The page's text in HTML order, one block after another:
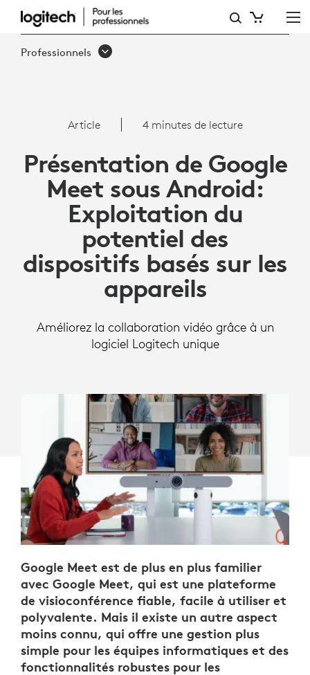
ARTICLE:
GOOGLE
ANDROID
Professionnels
Article 4 minutes de lecture
Présentation de Google
Meet sous Android:
Exploitation du
potentiel des
dispositifs basés sur les
appareils
Améliorez la collaboration vidéo grâce à un
logiciel Logitech unique
Google Meet est de plus en plus familier
avec Google Meet, qui est une plateforme
de visioconférence fiable, facile à utiliser et
polyvalente. Mais il existe un autre aspect
moins connu, qui offre une gestion plus
simple pour les équipes informatiques et des
fonctionnalités robustes pour les